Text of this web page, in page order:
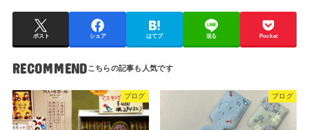
ポスト シェア はてブ 送る Pocket
RECOMMEND
ブログ ブログ